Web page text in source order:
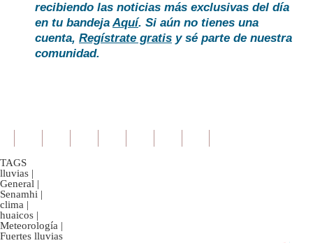
recibiendo las noticias más exclusivas del día
en tu bandejaAquí. Si aún no tienes una
cuenta, Regístrate gratis y sé parte de nuestra
comunidad.
TAGS
lluvias |
General |
Senamhi |
clima |
huaicos |
Meteorología |
Fuertes lluvias